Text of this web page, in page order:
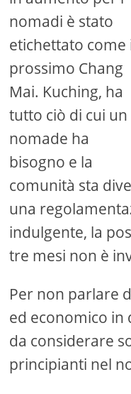
nomadi è stato
etichettato come
prossimo Chang
Mai. Kuching, ha
tutto ciò di cui un
nomade ha
bisogno e la
comunità sta
una
indulgente, la
tre mesi non è
Per non parlare
ed economico in
da considerare
principianti nel